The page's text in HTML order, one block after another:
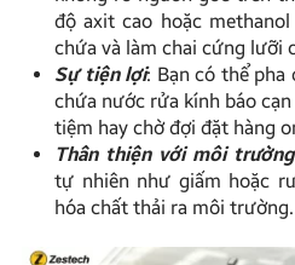
độ axit cao hoặc
chứa và làm chai cứng lưỡi
Sự tiện lợi: Bạn có thể pha
chứa nước rửa kính báo
tiệm hay chờ đợi đặt hàng
Thân thiện với môi trường
tự nhiên như giấm hoặc
hóa chất thải ra môi trường.